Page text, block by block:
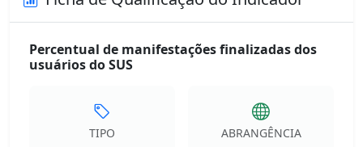
Percentual de manifestações finalizadas dos
usuários do SUS
TIPO ABRANGÊNCIA